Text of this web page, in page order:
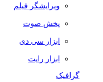
ویرایشگر فیلم
پخش صوت
ابزار سی دی
ابزار رایت
گرافیک